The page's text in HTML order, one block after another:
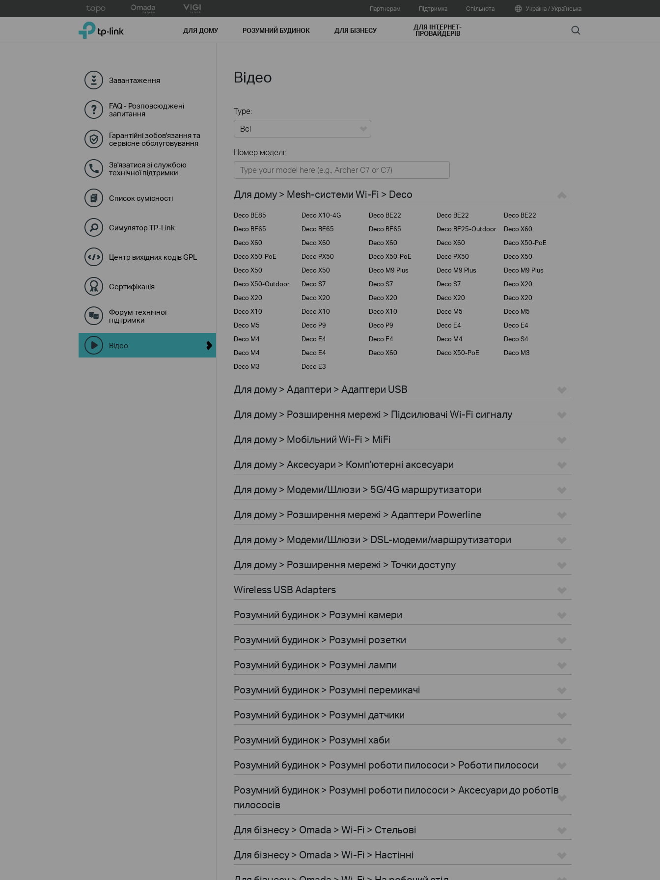
to
Партнерам Підтримка Спільнота Україна / Українська
TP-Link, Reliably Smart ДЛЯ ДОМУ РОЗУМНИЙ БУДИНОК ДЛЯ БIЗНЕСУ ДЛЯ ІНТЕРНЕТ-
ПРОВАЙДЕРІВ Search
Завантаження
FAQ - Розповсюджені
запитання
Гарантійні зобов'язання та
сервісне обслуговування
Зв'язатися зі службою
технічної підтримки
Список сумісності
Симулятор TP-Link
Центр вихідних кодів GPL
Сертифікація
Форум технічної
підтримки
Відео
Відео
Type:
Для дому
Розумний будинок
Для бiзнесу
Для інтернет-провайдерів
Номер моделі:
Для дому > Mesh-системи Wi-Fi > Deco
Deco BE85 Deco X10-4G Deco BE22 Deco BE22
Deco BE22
Deco BE65
Deco BE65 Deco BE65 Deco BE25-Outdoor
Deco X60
Deco X60
Deco X60 Deco X60 Deco X60
Deco X50-PoE
Deco X50-PoE
Deco PX50 Deco X50-PoE Deco PX50
Deco X50
Deco X50
Deco X50 Deco M9 Plus Deco M9 Plus
Deco M9 Plus
Deco X50-Outdoor
Deco S7 Deco S7 Deco S7
Deco X20
Deco X20
Deco X20 Deco X20 Deco X20
Deco X20
Deco X10
Deco X10 Deco X10 Deco M5
Deco M5
Deco M5
Deco P9 Deco P9 Deco E4
Deco E4
Deco M4
Deco E4 Deco E4 Deco M4
Deco S4
Deco M4
Deco E4 Deco X60 Deco X50-PoE
Deco M3
Deco M3
Deco E3
Для дому > Адаптери > Адаптери USB
Для дому > Розширення мережi > Підсилювачi Wi-Fi сигналу
Для дому > Мобiльний Wi-Fi > MiFi
Для дому > Аксесуари > Комп'ютернi аксесуари
Для дому > Модеми/Шлюзи > 5G/4G маршрутизатори
Для дому > Розширення мережi > Адаптери Powerline
Для дому > Модеми/Шлюзи > DSL-модеми/маршрутизатори
Для дому > Розширення мережi > Точки доступу
Wireless USB Adapters
Розумний будинок > Розумні камери
Розумний будинок > Розумні розетки
Розумний будинок > Розумнi лампи
Розумний будинок > Розумні перемикачі
Розумний будинок > Розумні датчики
Розумний будинок > Розумні хаби
Розумний будинок > Розумні роботи пилососи > Роботи пилососи
Розумний будинок > Розумні роботи пилососи > Аксесуари до роботів
пилососів
Для бiзнесу > Omada > Wi-Fi > Стельові
Для бiзнесу > Omada > Wi-Fi > Настінні